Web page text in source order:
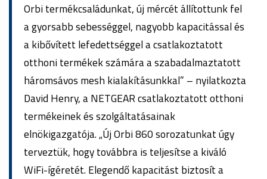
Orbi termékcsaládunkat, új mércét állítottunk fel
a gyorsabb sebességgel, nagyobb kapacitással és
a kibővített lefedettséggel a csatlakoztatott
otthoni termékek számára a szabadalmaztatott
háromsávos mesh kialakításunkkal” – nyilatkozta
David Henry, a NETGEAR csatlakoztatott otthoni
termékeinek és szolgáltatásainak
elnökigazgatója. „Új Orbi 860 sorozatunkat úgy
terveztük, hogy továbbra is teljesítse a kiváló
WiFi-ígéretét. Elegendő kapacitást biztosít a